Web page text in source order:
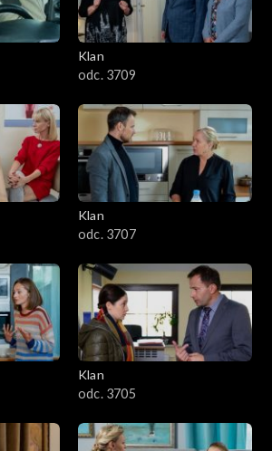
Klan
odc. 3709
Klan
odc. 3707
Klan
odc. 3705